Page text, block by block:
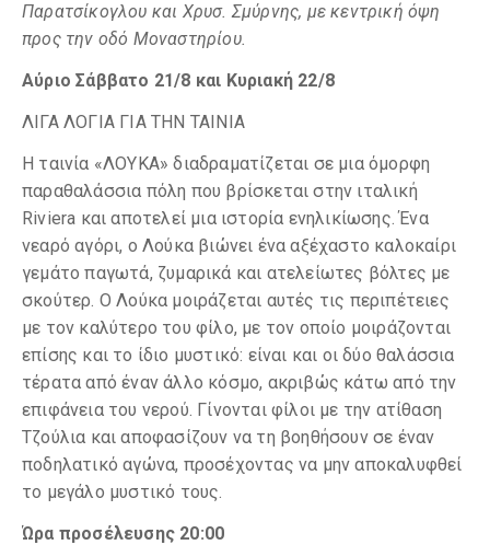
Παρατσίκογλου και Χρυσ. Σμύρνης, με κεντρική όψη
προς την οδό Μοναστηρίου.
Αύριο Σάββατο 21/8 και Κυριακή 22/8
ΛΙΓΑ ΛΟΓΙΑ ΓΙΑ ΤΗΝ ΤΑΙΝΙΑ
Η ταινία «ΛΟΥΚΑ» διαδραματίζεται σε μια όμορφη
παραθαλάσσια πόλη που βρίσκεται στην ιταλική
Riviera και αποτελεί μια ιστορία ενηλικίωσης. Ένα
νεαρό αγόρι, ο Λούκα βιώνει ένα αξέχαστο καλοκαίρι
γεμάτο παγωτά, ζυμαρικά και ατελείωτες βόλτες με
σκούτερ. Ο Λούκα μοιράζεται αυτές τις περιπέτειες
με τον καλύτερο του φίλο, με τον οποίο μοιράζονται
επίσης και το ίδιο μυστικό: είναι και οι δύο θαλάσσια
τέρατα από έναν άλλο κόσμο, ακριβώς κάτω από την
επιφάνεια του νερού. Γίνονται φίλοι με την ατίθαση
Τζούλια και αποφασίζουν να τη βοηθήσουν σε έναν
ποδηλατικό αγώνα, προσέχοντας να μην αποκαλυφθεί
το μεγάλο μυστικό τους.
Ώρα προσέλευσης 20:00